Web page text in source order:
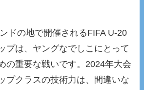
ドの地で開催されるFIFA U-20
プは、ヤングなでしこにとって
の重要な戦いです。2024年大会
プクラスの技術力は、間違いな